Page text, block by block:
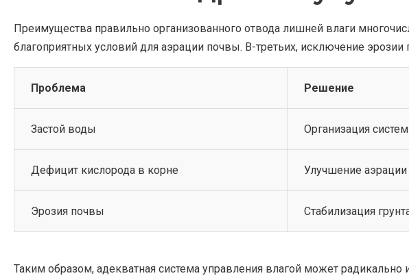
Преимущества правильно организованного отвода лишней влаги
благоприятных условий для аэрации почвы. В-третьих, исключение эрозии
Проблема Решение
Застой воды Организация
Дефицит кислорода в корне Улучшение аэрации
Эрозия почвы Стабилизация
Таким образом, адекватная система управления влагой может